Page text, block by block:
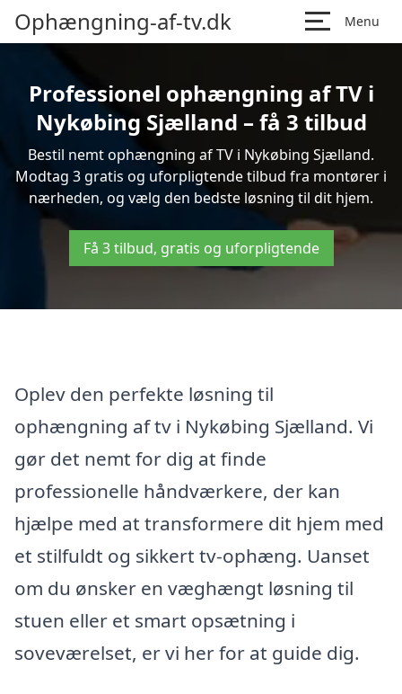
Ophængning-af-tv.dk Menu
Professionel ophængning af TV i
Nykøbing Sjælland – få 3 tilbud
Bestil nemt ophængning af TV i Nykøbing Sjælland.
Modtag 3 gratis og uforpligtende tilbud fra montører i
nærheden, og vælg den bedste løsning til dit hjem.
Få 3 tilbud, gratis og uforpligtende
Oplev den perfekte løsning til
ophængning af tv i Nykøbing Sjælland. Vi
gør det nemt for dig at finde
professionelle håndværkere, der kan
hjælpe med at transformere dit hjem med
et stilfuldt og sikkert tv-ophæng. Uanset
om du ønsker en væghængt løsning til
stuen eller et smart opsætning i
soveværelset, er vi her for at guide dig.